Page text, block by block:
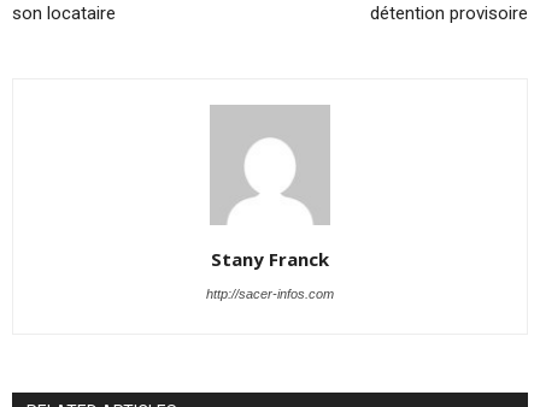
son locataire
détention provisoire
Stany Franck
http://sacer-infos.com